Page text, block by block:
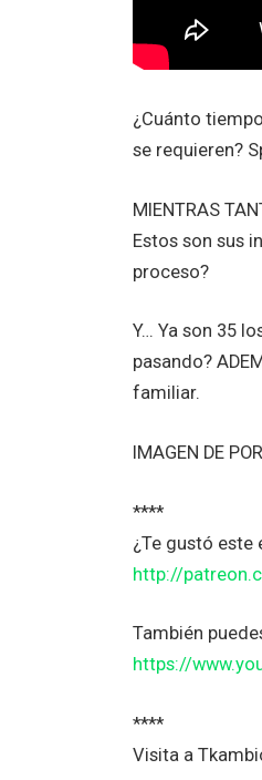
¿Cuánto
se requieren?
MIENTRAS
Estos son sus
proceso?
Y… Ya son 35
pasando?
familiar.
IMAGEN DE
****
¿Te gustó este
http://
También
https://
****
Visita a